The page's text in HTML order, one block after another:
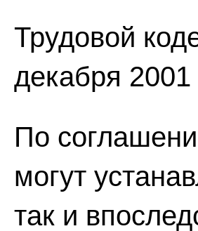
Трудовой
декабря
По
могут
так и